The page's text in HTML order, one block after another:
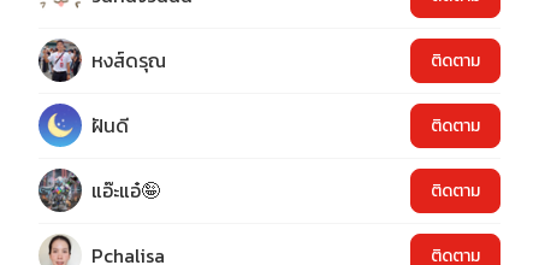
หงส์ดรุณ ติดตาม
ฝันดี ติดตาม
แอ๊ะแอ๋🤪 ติดตาม
Pchalisa ติดตาม